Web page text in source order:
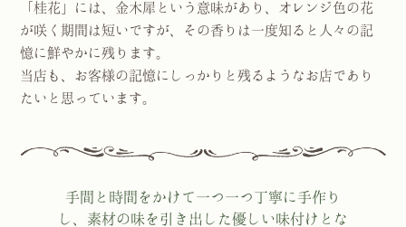
「桂花」には、金木犀という意味があり、オレンジ色の花
が咲く期間は 短いですが、その香りは一度知ると人々の記
憶に鮮やかに残ります。
当店も、お客様の記憶にしっかりと残るようなお店であり
たいと思っています。
手間と時間をかけて一つ一つ丁寧に手作り
し、 素材の味を引き出した優しい味付けとな